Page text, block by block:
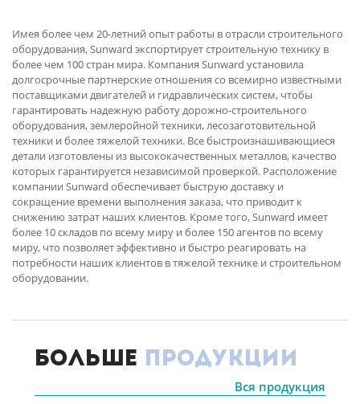
Имея более чем 20-летний опыт работы в отрасли строительного
оборудования, Sunward экспортирует строительную технику в
более чем 100 стран мира. Компания Sunward установила
долгосрочные партнерские отношения со всемирно известными
поставщиками двигателей и гидравлических систем, чтобы
гарантировать надежную работу дорожно-строительного
оборудования, землеройной техники, лесозаготовительной
техники и более тяжелой техники. Все быстроизнашивающиеся
детали изготовлены из высококачественных металлов, качество
которых гарантируется независимой проверкой. Расположение
компании Sunward обеспечивает быструю доставку и
сокращение времени выполнения заказа, что приводит к
снижению затрат наших клиентов. Кроме того, Sunward имеет
более 10 складов по всему миру и более 150 агентов по всему
миру, что позволяет эффективно и быстро реагировать на
потребности наших клиентов в тяжелой технике и строительном
оборудовании.
Больше продукции
Вся продукция